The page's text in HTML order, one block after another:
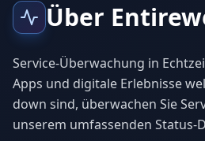
Über
Service-Überwachung in
Apps und digitale Erlebnisse
down sind, überwachen Sie
unserem umfassenden